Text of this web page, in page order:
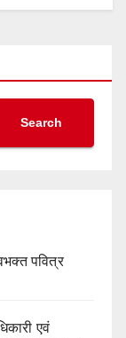
Search
पवित्र
एवं